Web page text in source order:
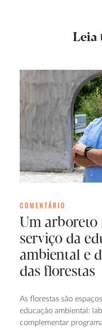
Leia
COMENTÁRIO
Um
serviço da
ambiental e
das florestas
As florestas são
educação ambiental:
complementar